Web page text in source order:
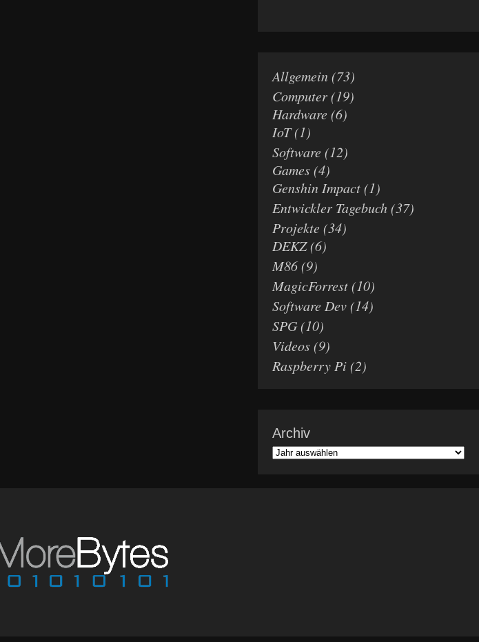
Allgemein(73)
Computer(19)
Hardware(6)
IoT(1)
Software(12)
Games(4)
Genshin Impact(1)
Entwickler Tagebuch(37)
Projekte(34)
DEKZ(6)
M86(9)
MagicForrest(10)
Software Dev(14)
SPG(10)
Videos(9)
Raspberry Pi(2)
Archiv